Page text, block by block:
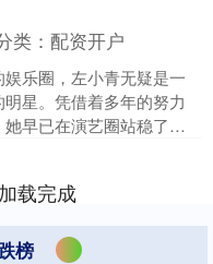
类：配资开户
乐圈，左小青无疑是一
星。凭借着多年的努力
早已在演艺圈站稳了脚
载完成
榜